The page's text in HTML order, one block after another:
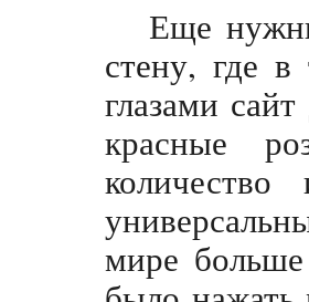
Еще
стену, где
глазами
красные
мире